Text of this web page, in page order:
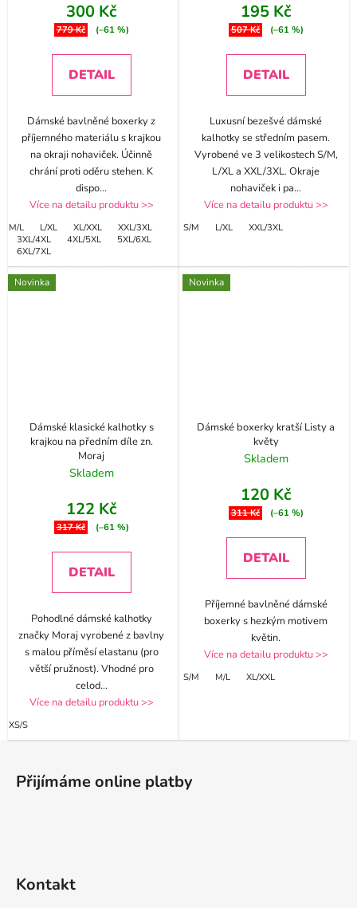
300 Kč
779 Kč (–61 %)
DETAIL
Dámské bavlněné boxerky z
příjemného materiálu s krajkou
na okraji nohaviček. Účinně
chrání proti oděru stehen. K
dispo...
Více na detailu produktu >>
M/L L/XL XL/XXL
XXL/3XL
3XL/4XL
4XL/5XL
5XL/6XL
6XL/7XL
195 Kč
507 Kč (–61 %)
DETAIL
Luxusní bezešvé dámské
kalhotky se středním pasem.
Vyrobené ve 3 velikostech S/M,
L/XL a XXL/3XL. Okraje
nohaviček i pa...
Více na detailu produktu >>
S/M L/XL XXL/3XL
Novinka
Dámské klasické kalhotky s
krajkou na předním díle zn.
Moraj
Skladem
122 Kč
317 Kč (–61 %)
DETAIL
Pohodlné dámské kalhotky
značky Moraj vyrobené z bavlny
s malou příměsí elastanu (pro
větší pružnost). Vhodné pro
celod...
Více na detailu produktu >>
XS/S
Novinka
Dámské boxerky kratší Listy a
květy
Skladem
120 Kč
311 Kč (–61 %)
DETAIL
Příjemné bavlněné dámské
boxerky s hezkým motivem
květin.
Více na detailu produktu >>
S/M M/L XL/XXL
Z
Přijímáme online platby
Kontakt